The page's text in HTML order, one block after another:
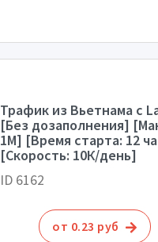
Трафик из Вьетнама с
[Без дозаполнения]
1М] [Время старта: 12
[Скорость: 10К/день]
ID 6162
от 0.23 руб